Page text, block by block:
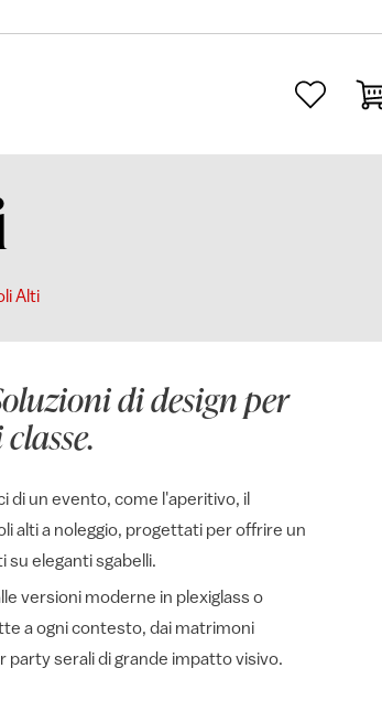
Alti
di design per
di un evento, come l'aperitivo, il
alti a noleggio, progettati per offrire un
su eleganti sgabelli.
versioni moderne in plexiglass o
a ogni contesto, dai matrimoni
party serali di grande impatto visivo.